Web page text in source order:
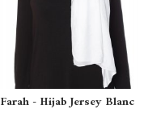
Farah - Hijab Jersey Blanc